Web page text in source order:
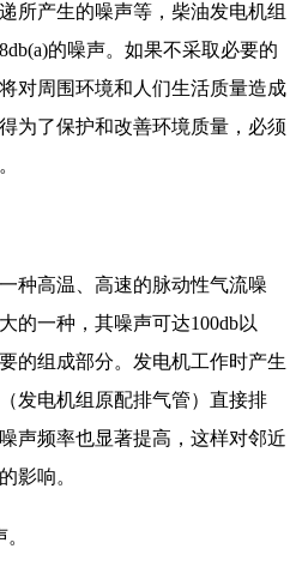
所产生的噪声等，柴油发电机组
的噪声。如果不采取必要的
对周围环境和人们生活质量造成
为了保护和改善环境质量，必须
高温、高速的脉动性气流噪
的一种，其噪声可达100db以
的组成部分。发电机工作时产生
发电机组原配排气管）直接排
声频率也显著提高，这样对邻近
影响。